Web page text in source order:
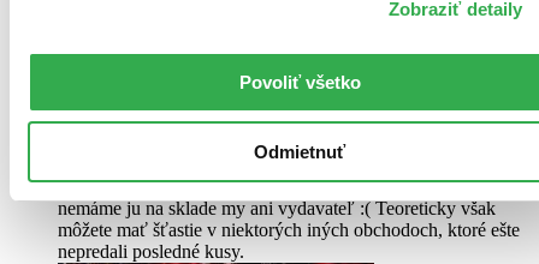
Zobraziť detaily
Povoliť všetko
Odmietnuť
Pevná väzba
Ach, mrzí nás to, z tejto knihy sa už predali všetky výtlačky a
nemáme ju na sklade my ani vydavateľ :( Teoreticky však
môžete mať šťastie v niektorých iných obchodoch, ktoré ešte
nepredali posledné kusy.